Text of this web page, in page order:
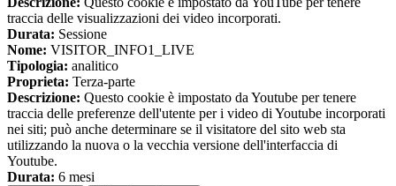
traccia delle visualizzazioni dei video incorporati.
Durata: Sessione
Nome: VISITOR_INFO1_LIVE
Tipologia: analitico
Proprieta: Terza-parte
Descrizione: Questo cookie è impostato da Youtube per tenere
traccia delle preferenze dell'utente per i video di Youtube incorporati
nei siti; può anche determinare se il visitatore del sito web sta
utilizzando la nuova o la vecchia versione dell'interfaccia di
Youtube.
Durata: 6 mesi